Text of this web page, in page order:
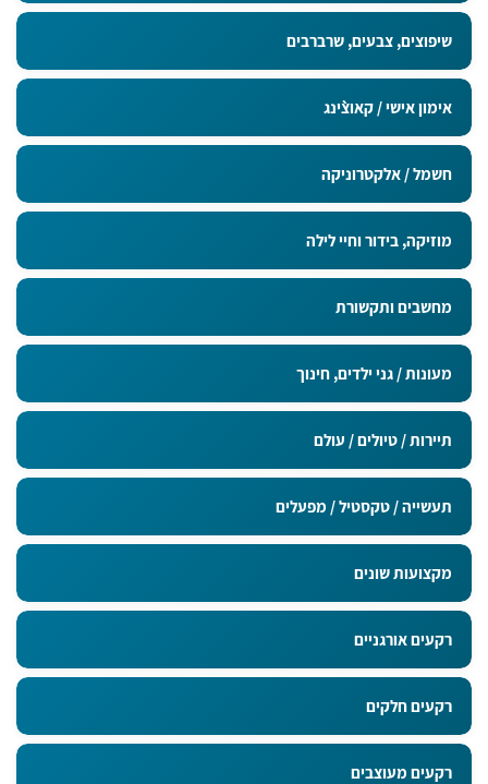
שיפוצים, צבעים, שרברבים
אימון אישי / קאוצ`ינג
חשמל / אלקטרוניקה
מוזיקה, בידור וחיי לילה
מחשבים ותקשורת
מעונות / גני ילדים, חינוך
תיירות / טיולים / עולם
תעשייה / טקסטיל / מפעלים
מקצועות שונים
רקעים אורגניים
רקעים חלקים
רקעים מעוצבים